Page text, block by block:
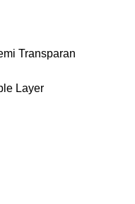
Transparan
Layer